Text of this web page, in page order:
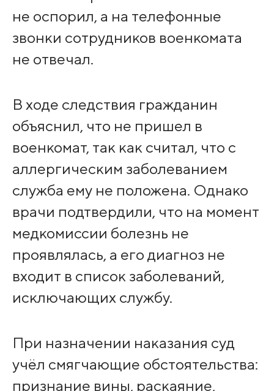
не оспорил, а на телефонные
звонки сотрудников военкомата
не отвечал.
В ходе следствия гражданин
объяснил, что не пришел в
военкомат, так как считал, что с
аллергическим заболеванием
служба ему не положена. Однако
врачи подтвердили, что на момент
медкомиссии болезнь не
проявлялась, а его диагноз не
входит в список заболеваний,
исключающих службу.
При назначении наказания суд
учёл смягчающие обстоятельства:
признание вины, раскаяние,